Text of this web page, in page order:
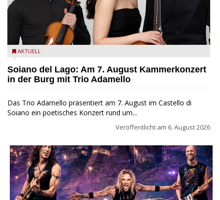
Trio Adamello
AKTUELL
Soiano del Lago: Am 7. August Kammerkonzert
in der Burg mit Trio Adamello
Das Trio Adamello präsentiert am 7. August im Castello di
Soiano ein poetisches Konzert rund um...
Veröffentlicht am 6. August 2026